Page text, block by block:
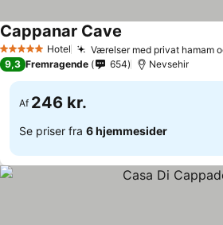
5 Stjerner Hotel Værelser med privat hamam
Cappanar Cave
9,3 Fremragende 654 Nevsehir
Af 246 kr.
Se priser fra 6 hjemmesider